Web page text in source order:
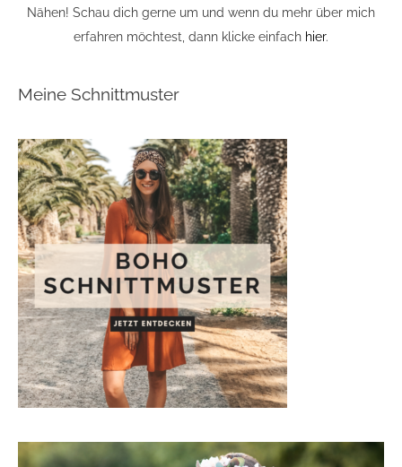
Nähen! Schau dich gerne um und wenn du mehr über mich
erfahren möchtest, dann klicke einfach hier.
Meine Schnittmuster